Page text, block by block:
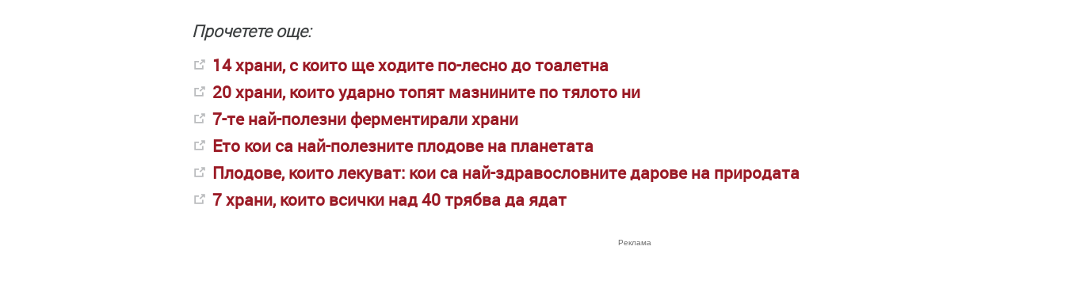
Прочетете още:
14 храни, с които ще ходите по-лесно до тоалетна
20 храни, които ударно топят мазнините по тялото ни
7-те най-полезни ферментирали храни
Ето кои са най-полезните плодове на планетата
Плодове, които лекуват: кои са най-здравословните дарове на природата
7 храни, които всички над 40 трябва да ядат